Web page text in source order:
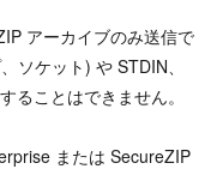
アーカイブのみ送信で
ソケット) や STDIN、
ることはできません。
または SecureZIP